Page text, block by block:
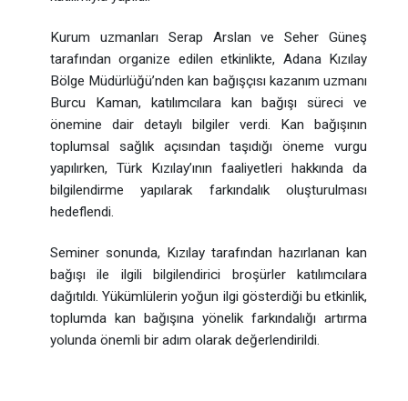
Kurum uzmanları Serap Arslan ve Seher Güneş
tarafından organize edilen etkinlikte, Adana Kızılay
Bölge Müdürlüğü’nden kan bağışçısı kazanım uzmanı
Burcu Kaman, katılımcılara kan bağışı süreci ve
önemine dair detaylı bilgiler verdi. Kan bağışının
toplumsal sağlık açısından taşıdığı öneme vurgu
yapılırken, Türk Kızılay’ının faaliyetleri hakkında da
bilgilendirme yapılarak farkındalık oluşturulması
hedeflendi.
Seminer sonunda, Kızılay tarafından hazırlanan kan
bağışı ile ilgili bilgilendirici broşürler katılımcılara
dağıtıldı. Yükümlülerin yoğun ilgi gösterdiği bu etkinlik,
toplumda kan bağışına yönelik farkındalığı artırma
yolunda önemli bir adım olarak değerlendirildi.